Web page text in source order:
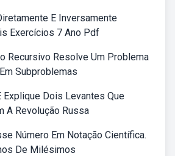
E Inversamente
Exercícios 7 Ano Pdf
Recursivo Resolve Um Problema
Subproblemas
Explique Dois Levantes Que
A Revolução Russa
Número Em Notação Científica.
De Milésimos